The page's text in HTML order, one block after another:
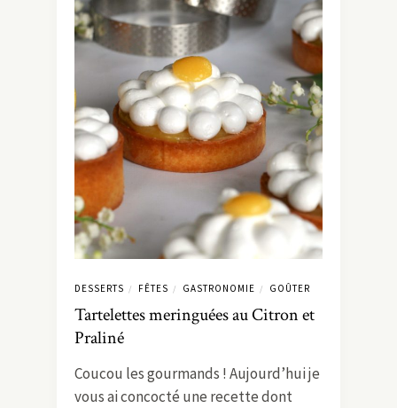
DESSERTS / FÊTES / GASTRONOMIE / GOÛTER
Tartelettes meringuées au Citron et
Praliné
Coucou les gourmands ! Aujourd’hui je
vous ai concocté une recette dont